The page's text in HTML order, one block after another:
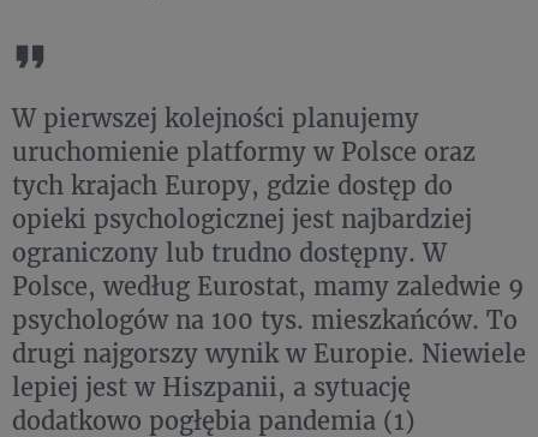
W pierwszej kolejności planujemy
uruchomienie platformy w Polsce oraz
tych krajach Europy, gdzie dostęp do
opieki psychologicznej jest najbardziej
ograniczony lub trudno dostępny. W
Polsce, według Eurostat, mamy zaledwie 9
psychologów na 100 tys. mieszkańców. To
drugi najgorszy wynik w Europie. Niewiele
lepiej jest w Hiszpanii, a sytuację
dodatkowo pogłębia pandemia (1)